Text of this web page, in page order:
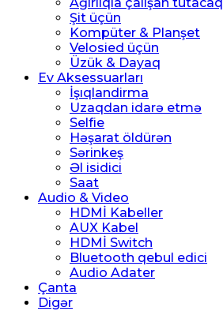
Şit üçün
Kompüter & Planşet
Velosied üçün
Üzük & Dayaq
Ev Aksessuarları
İşıqlandirma
Uzaqdan idarə etmə
Selfie
Həşarat öldürən
Sərinkeş
Əl isidici
Saat
Audio & Video
HDMİ Kabeller
AUX Kabel
HDMİ Switch
Bluetooth qebul edici
Audio Adater
Çanta
Digər